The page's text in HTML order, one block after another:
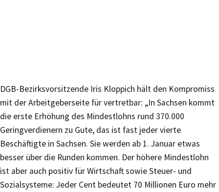
DGB-Bezirksvorsitzende Iris Kloppich hält den Kompromiss
mit der Arbeitgeberseite für vertretbar: „In Sachsen kommt
die erste Erhöhung des Mindestlohns rund 370.000
Geringverdienern zu Gute, das ist fast jeder vierte
Beschäftigte in Sachsen. Sie werden ab 1. Januar etwas
besser über die Runden kommen. Der höhere Mindestlohn
ist aber auch positiv für Wirtschaft sowie Steuer- und
Sozialsysteme: Jeder Cent bedeutet 70 Millionen Euro mehr